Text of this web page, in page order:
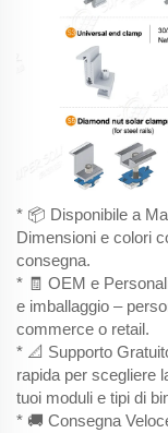
* 📦 Disponibile a
Dimensioni e colori
consegna.
* 🧾 OEM e
e imballaggio –
commerce o retail.
* 📐 Supporto
rapida per scegliere
tuoi moduli e tipi di
* 🚚 Consegna